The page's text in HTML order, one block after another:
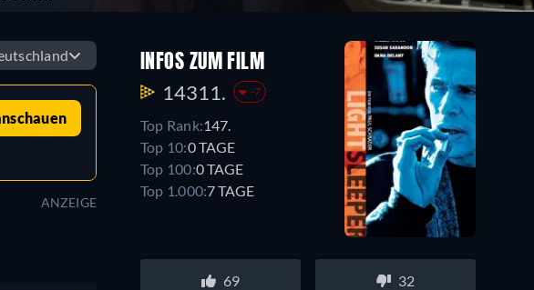
ANZEIGE
INFOS ZUM FILM
14311. -7
Top Rank:147.
Top 10:0 TAGE
Top 100:0 TAGE
Top 1.000:7 TAGE
69 32